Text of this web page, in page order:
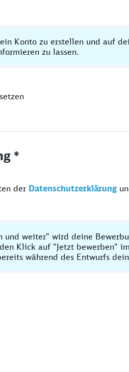
Konto zu erstellen und auf
zu lassen.
*
der Datenschutzerklärung
weiter" wird deine
Klick auf "Jetzt bewerben"
während des Entwurfs